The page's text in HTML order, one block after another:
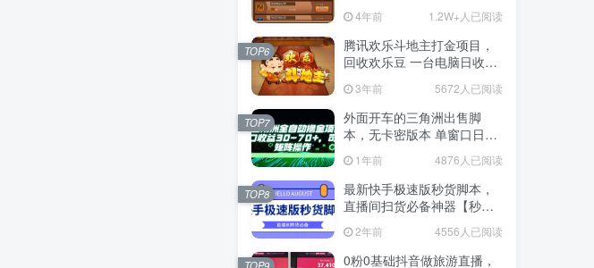
4年前 1.2W+人已阅读
腾讯欢乐斗地主打金项目，
回收欢乐豆 一台电脑日收益
3年前 5672人已阅读
TOP6
外面开车的三角洲出售脚
本，无卡密版本 单窗口日收
1年前 4876人已阅读
TOP7
最新快手极速版秒货脚本，
直播间扫货必备神器【秒货
2年前 4556人已阅读
TOP8
0粉0基础抖音做旅游直播，